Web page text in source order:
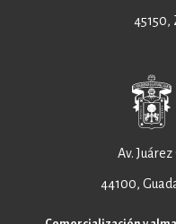
45150,
Av.
44100,